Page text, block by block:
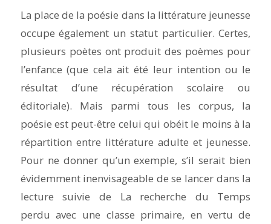
La place de la poésie dans la littérature jeunesse
occupe également un statut particulier. Certes,
plusieurs poètes ont produit des poèmes pour
l’enfance (que cela ait été leur intention ou le
résultat d’une récupération scolaire ou
éditoriale). Mais parmi tous les corpus, la
poésie est peut-être celui qui obéit le moins à la
répartition entre littérature adulte et jeunesse.
Pour ne donner qu’un exemple, s’il serait bien
évidemment inenvisageable de se lancer dans la
lecture suivie de La recherche du Temps
perdu avec une classe primaire, en vertu de